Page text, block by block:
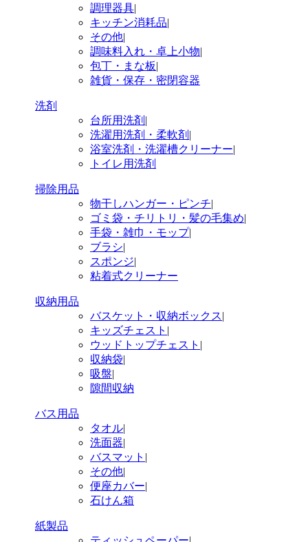
調理器具|
キッチン消耗品|
その他|
調味料入れ・卓上小物|
包丁・まな板|
雑貨・保存・密閉容器
洗剤
台所用洗剤 |
洗濯用洗剤・柔軟剤 |
浴室洗剤・洗濯槽クリーナー|
トイレ用洗剤
掃除用品
物干しハンガー・ピンチ|
ゴミ袋・チリトリ・髪の毛集め|
手袋・雑巾・モップ|
ブラシ|
スポンジ|
粘着式クリーナー
収納用品
バスケット・収納ボックス|
キッズチェスト |
ウッドトップチェスト |
収納袋|
吸盤|
隙間収納
バス用品
タオル|
洗面器|
バスマット |
その他|
便座カバー|
石けん箱
紙製品